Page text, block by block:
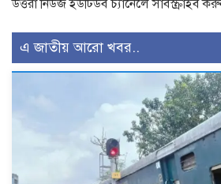
উত্তরা নিউজ ইউটিউব চ্যানেলে সাবস্ক্রাইব
এ জাতীয় আরো খবর..